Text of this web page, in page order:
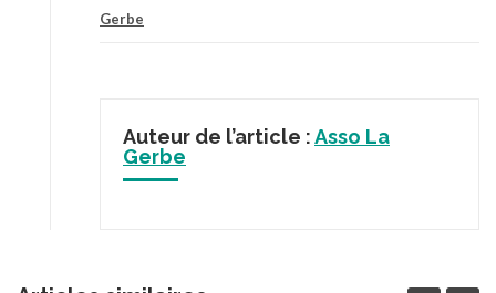
Gerbe
Auteur de l’article :Asso La
Gerbe